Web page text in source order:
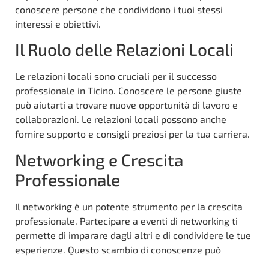
conoscere persone che condividono i tuoi stessi
interessi e obiettivi.
Il Ruolo delle Relazioni Locali
Le relazioni locali sono cruciali per il successo
professionale in Ticino. Conoscere le persone giuste
può aiutarti a trovare nuove opportunità di lavoro e
collaborazioni. Le relazioni locali possono anche
fornire supporto e consigli preziosi per la tua carriera.
Networking e Crescita
Professionale
Il networking è un potente strumento per la crescita
professionale. Partecipare a eventi di networking ti
permette di imparare dagli altri e di condividere le tue
esperienze. Questo scambio di conoscenze può